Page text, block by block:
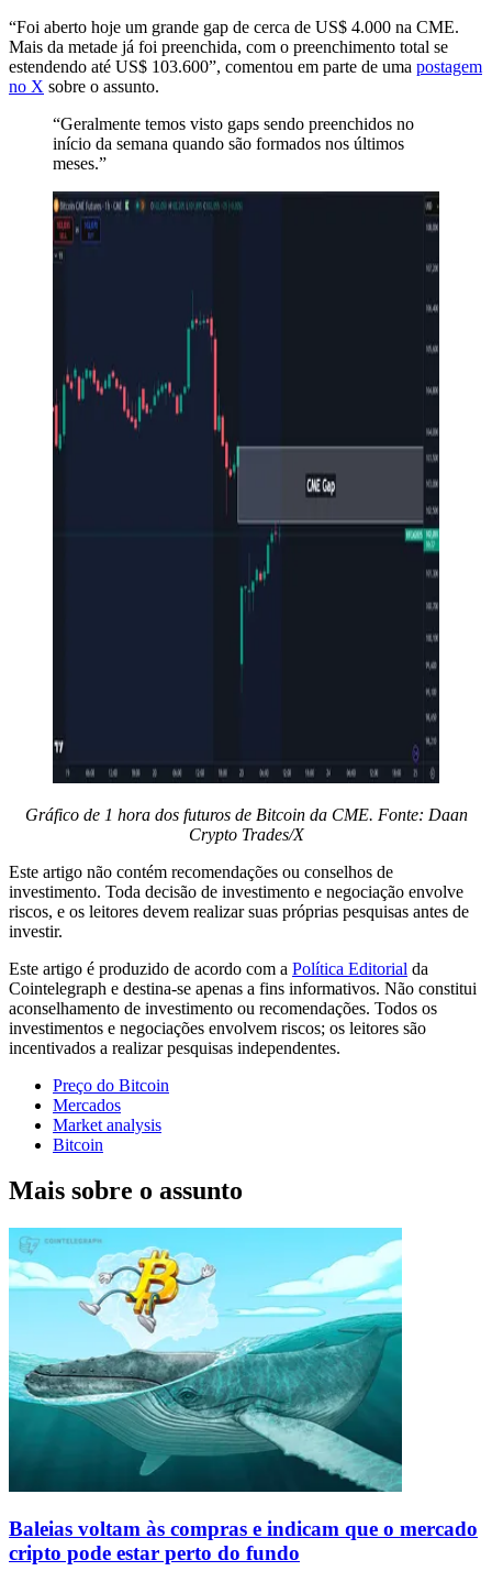
“Foi aberto hoje um grande gap de cerca de US$ 4.000 na CME.
Mais da metade já foi preenchida, com o preenchimento total se
estendendo até US$ 103.600”, comentou em parte de uma postagem
no X sobre o assunto.
“Geralmente temos visto gaps sendo preenchidos no
início da semana quando são formados nos últimos
meses.”
Gráfico de 1 hora dos futuros de Bitcoin da CME. Fonte: Daan
Crypto Trades/X
Este artigo não contém recomendações ou conselhos de
investimento. Toda decisão de investimento e negociação envolve
riscos, e os leitores devem realizar suas próprias pesquisas antes de
investir.
Este artigo é produzido de acordo com a Política Editorial da
Cointelegraph e destina-se apenas a fins informativos. Não constitui
aconselhamento de investimento ou recomendações. Todos os
investimentos e negociações envolvem riscos; os leitores são
incentivados a realizar pesquisas independentes.
Preço do Bitcoin
Mercados
Market analysis
Bitcoin
Mais sobre o assunto
Baleias voltam às compras e indicam que o mercado
cripto pode estar perto do fundo